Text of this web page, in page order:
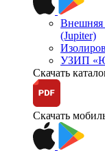
Внешняя
(Jupiter)
УЗИП
Скачать
Скачать